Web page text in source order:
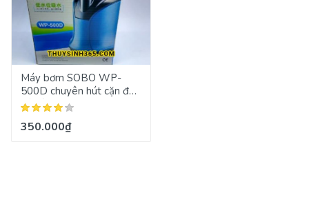
Máy bơm SOBO WP-
500D chuyên hút cặn đáy
hồ cá
350.000₫